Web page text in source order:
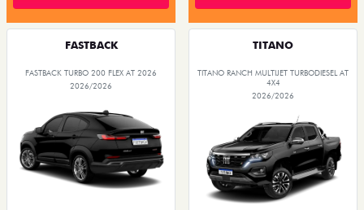
FASTBACK
FASTBACK TURBO 200 FLEX AT 2026
2026/2026
TITANO
TITANO RANCH MULTIJET TURBODIESEL AT
4X4
2026/2026